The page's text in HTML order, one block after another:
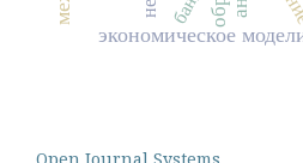
экономическое